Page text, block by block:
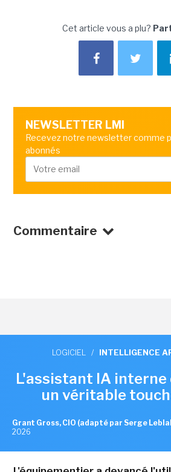
Cet article vous a plu?
NEWSLETTER LMI
Recevez notre newsletter comme
abonnés
Commentaire
LOGICIEL / INTELLIGENCE
L'assistant IA interne
un véritable
Grant Gross, CIO (adapté par Serge Leblal
2026